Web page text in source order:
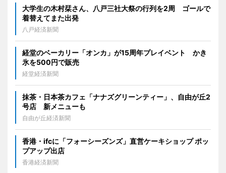
大学生の木村栞さん、八戸三社大祭の行列を2周 ゴールで
着替えてまた出発
八戸経済新聞
経堂のベーカリー「オンカ」が15周年プレイベント かき
氷を500円で販売
経堂経済新聞
抹茶・日本茶カフェ「ナナズグリーンティー」、自由が丘2
号店 新メニューも
自由が丘経済新聞
香港・ifcに「フォーシーズンズ」直営ケーキショップ ポッ
プアップ出店
香港経済新聞